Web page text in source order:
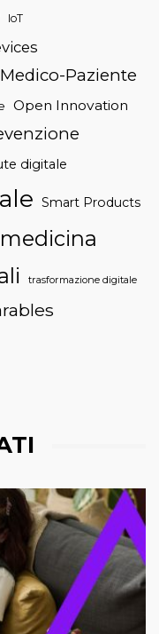
IoT
Medico-Paziente
Open Innovation
digitale
Smart Products
trasformazione digitale